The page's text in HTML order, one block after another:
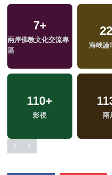
7+
兩岸佛教文化交流專
區
22
海峽論
110+
影視 兩